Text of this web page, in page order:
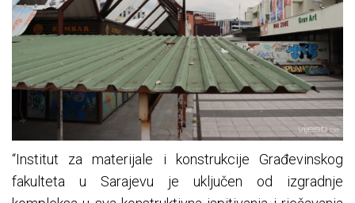
“Institut za materijale i konstrukcije Građevinskog
fakulteta u Sarajevu je uključen od izgradnje